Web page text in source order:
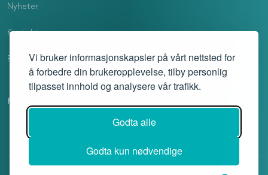
Vi bruker informasjonskapsler på vårt nettsted for
å forbedre din brukeropplevelse, tilby personlig
tilpasset innhold og analysere vår trafikk.
Godta alle
Godta kun nødvendige
Nyheter
Kontakt oss
Profilmanual
Følg oss